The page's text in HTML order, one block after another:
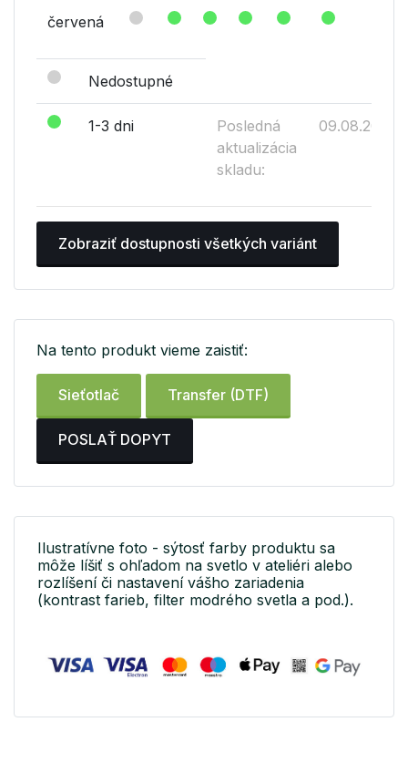
červená
Nedostupné
1-3 dni
Posledná
aktualizácia
skladu:
09.08.2026
Zobraziť dostupnosti všetkých variánt
Na tento produkt vieme zaistiť:
Sieťotlač Transfer (DTF)
POSLAŤ DOPYT
Ilustratívne foto - sýtosť farby produktu sa
môže líšiť s ohľadom na svetlo v ateliéri alebo
rozlíšení či nastavení vášho zariadenia
(kontrast farieb, filter modrého svetla a pod.).